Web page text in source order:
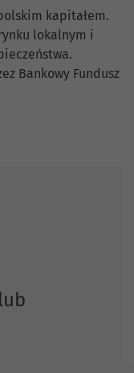
kapitałem.
lokalnym i
Bankowy Fundusz